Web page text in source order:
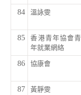
84 溫詠雯
85
香港青年協會青
年就業網絡
86 協康會
87 黃靜雯